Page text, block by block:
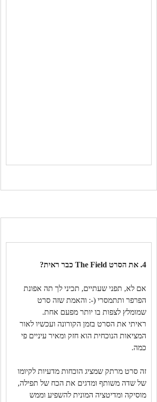
4. את הסרט The Field כבר ראית?
אם לא, תפני שעתיים, תכיני לך תה אפונת
הפרפר ותתמסרי (-: והאמת שזה סרט
שמומלץ לצפות בו יותר מפעם אחת.
ראיתי את הסרט בזמן הקורונה ועכשיו לאור
המציאות הנוכחית הוא חזק ומאיר עיניים פי
כמה.
זה סרט מרתק שמציג הוכחות מדעיות לקיומו
של שדה משותף ומדגים את הכח של תפילה,
מוסיקה ומדיטציה המונית להשפיע וממש